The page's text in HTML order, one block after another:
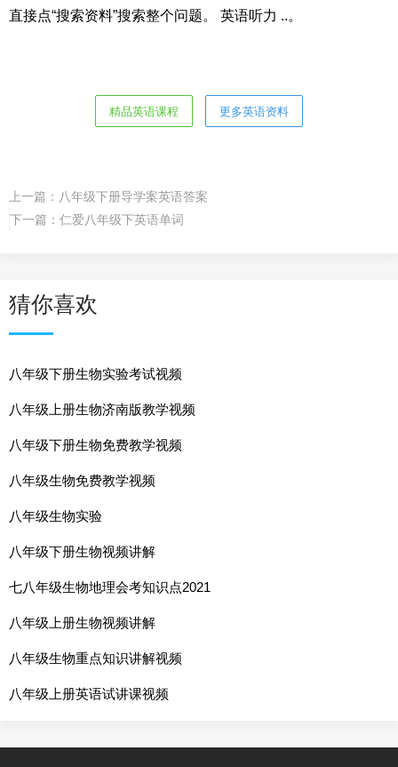
直接点“搜索资料”搜索整个问题。 英语听力 ..。
精品英语课程 更多英语资料
上一篇： 八年级下册导学案英语答案
下一篇： 仁爱八年级下英语单词
猜你喜欢
八年级下册生物实验考试视频
八年级上册生物济南版教学视频
八年级下册生物免费教学视频
八年级生物免费教学视频
八年级生物实验
八年级下册生物视频讲解
七八年级生物地理会考知识点2021
八年级上册生物视频讲解
八年级生物重点知识讲解视频
八年级上册英语试讲课视频